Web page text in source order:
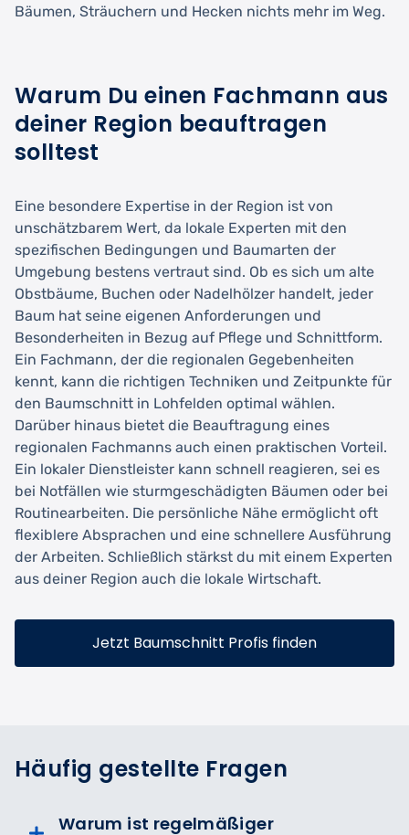
Bäumen, Sträuchern und Hecken nichts mehr im Weg.
Warum Du einen Fachmann aus
deiner Region beauftragen
solltest
Eine besondere Expertise in der Region ist von
unschätzbarem Wert, da lokale Experten mit den
spezifischen Bedingungen und Baumarten der
Umgebung bestens vertraut sind. Ob es sich um alte
Obstbäume, Buchen oder Nadelhölzer handelt, jeder
Baum hat seine eigenen Anforderungen und
Besonderheiten in Bezug auf Pflege und Schnittform.
Ein Fachmann, der die regionalen Gegebenheiten
kennt, kann die richtigen Techniken und Zeitpunkte für
den Baumschnitt in Lohfelden optimal wählen.
Darüber hinaus bietet die Beauftragung eines
regionalen Fachmanns auch einen praktischen Vorteil.
Ein lokaler Dienstleister kann schnell reagieren, sei es
bei Notfällen wie sturmgeschädigten Bäumen oder bei
Routinearbeiten. Die persönliche Nähe ermöglicht oft
flexiblere Absprachen und eine schnellere Ausführung
der Arbeiten. Schließlich stärkst du mit einem Experten
aus deiner Region auch die lokale Wirtschaft.
Jetzt Baumschnitt Profis finden
Häufig gestellte Fragen
Warum ist regelmäßiger